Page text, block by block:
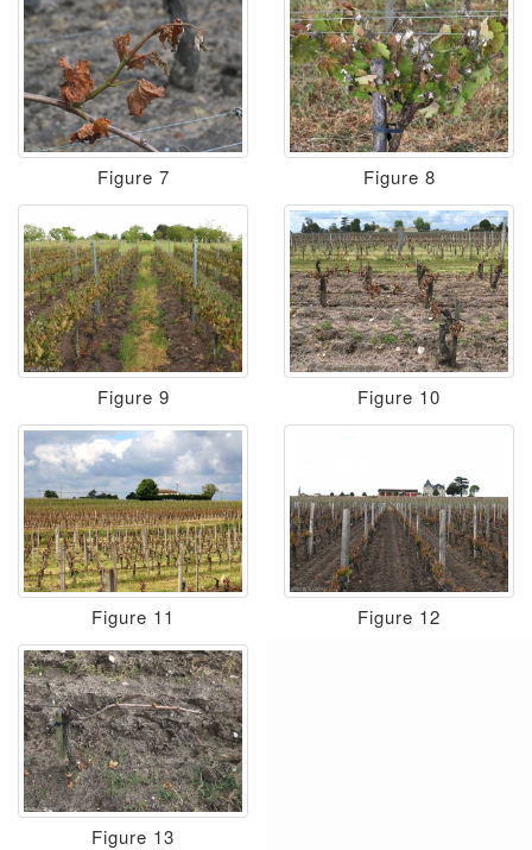
Figure 7 Figure 8
Figure 9 Figure 10
Figure 11 Figure 12
Figure 13